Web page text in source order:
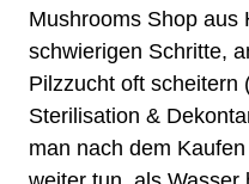
Mushrooms Shop aus
schwierigen Schritte,
Pilzzucht oft scheitern
Sterilisation &
man nach dem